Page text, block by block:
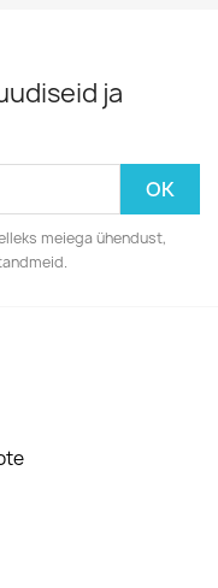
ja
meiega ühendust,